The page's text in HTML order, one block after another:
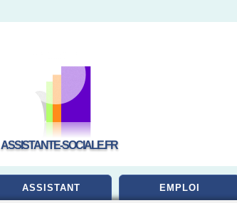
ASSISTANTE-SOCIALE.FR
ASSISTANT EMPLOI